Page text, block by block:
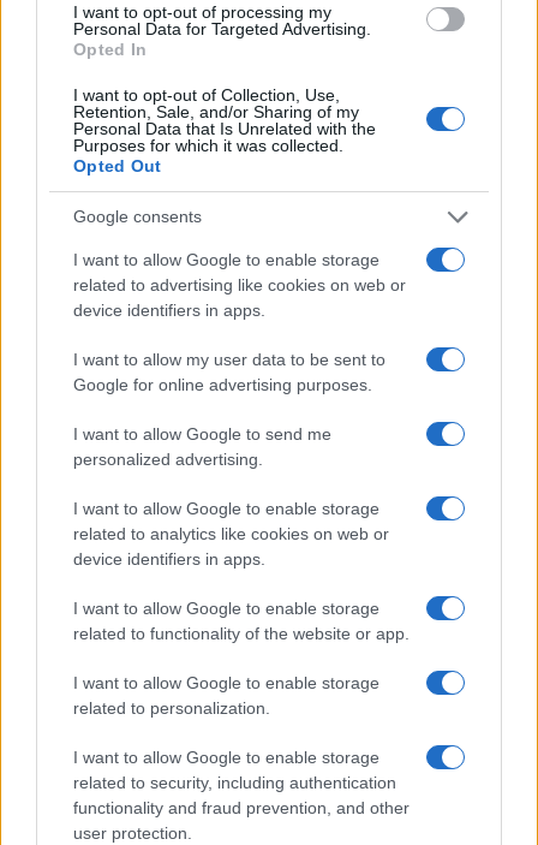
I want to opt-out of processing my
Personal Data for Targeted Advertising.
Opted In
I want to opt-out of Collection, Use,
Retention, Sale, and/or Sharing of my
Personal Data that Is Unrelated with the
Purposes for which it was collected.
Opted Out
Google consents
I want to allow Google to enable storage
related to advertising like cookies on web or
device identifiers in apps.
I want to allow my user data to be sent to
Google for online advertising purposes.
I want to allow Google to send me
personalized advertising.
I want to allow Google to enable storage
related to analytics like cookies on web or
device identifiers in apps.
I want to allow Google to enable storage
related to functionality of the website or app.
I want to allow Google to enable storage
related to personalization.
I want to allow Google to enable storage
related to security, including authentication
functionality and fraud prevention, and other
user protection.
Continua a leggere